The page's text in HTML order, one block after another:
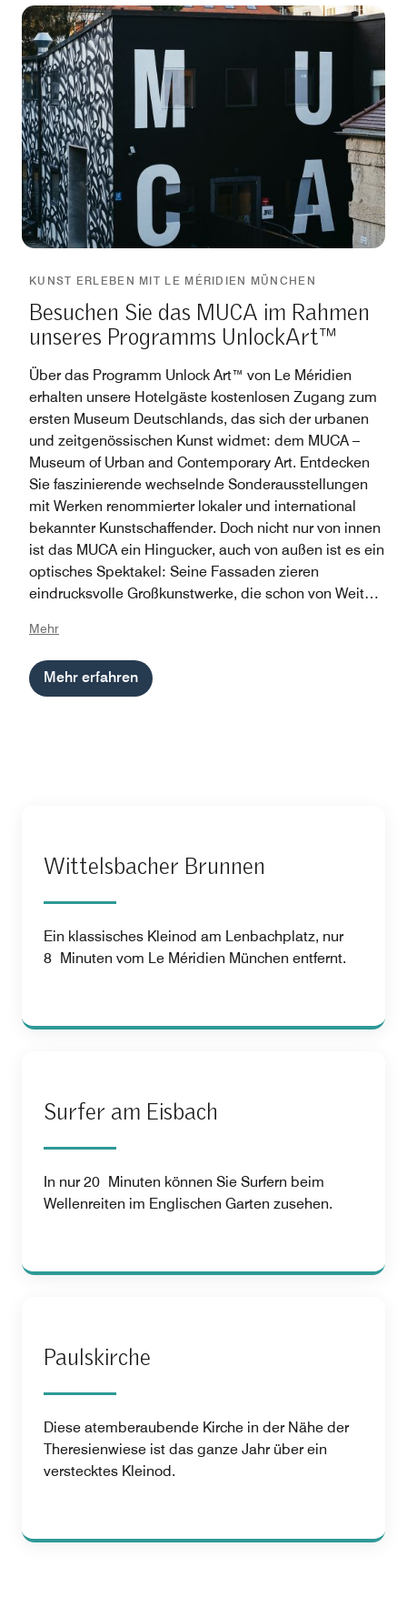
KUNST ERLEBEN MIT LE MÉRIDIEN MÜNCHEN
Besuchen Sie das MUCA im Rahmen
unseres Programms UnlockArt™
Über das Programm Unlock Art™ von Le Méridien
erhalten unsere Hotelgäste kostenlosen Zugang zum
ersten Museum Deutschlands, das sich der urbanen
und zeitgenössischen Kunst widmet: dem MUCA –
Museum of Urban and Contemporary Art. Entdecken
Sie faszinierende wechselnde Sonderausstellungen
mit Werken renommierter lokaler und international
bekannter Kunstschaffender. Doch nicht nur von innen
ist das MUCA ein Hingucker, auch von außen ist es ein
optisches Spektakel: Seine Fassaden zieren
eindrucksvolle Großkunstwerke, die schon von Weitem
Mehr
Mehr erfahren
Wittelsbacher Brunnen
Ein klassisches Kleinod am Lenbachplatz, nur
8 Minuten vom Le Méridien München entfernt.
Surfer am Eisbach
In nur 20 Minuten können Sie Surfern beim
Wellenreiten im Englischen Garten zusehen.
Paulskirche
Diese atemberaubende Kirche in der Nähe der
Theresienwiese ist das ganze Jahr über ein
verstecktes Kleinod.